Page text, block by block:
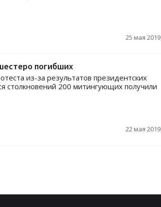
25 мая
погибших
из-за результатов президентских
столкновений 200 митингующих получили
22 мая